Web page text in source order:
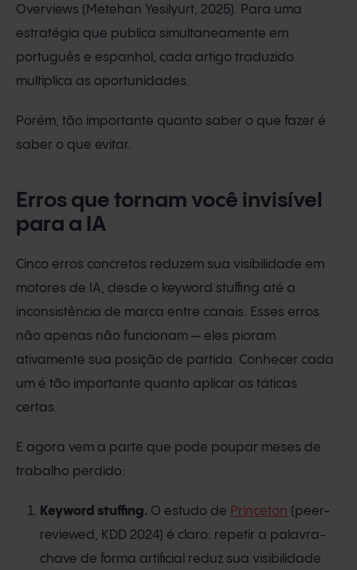
Overviews (Metehan Yesilyurt, 2025). Para uma
estratégia que publica simultaneamente em
português e espanhol, cada artigo traduzido
multiplica as oportunidades.
Porém, tão importante quanto saber o que fazer é
saber o que evitar.
Erros que tornam você invisível
para a IA
Cinco erros concretos reduzem sua visibilidade em
motores de IA, desde o keyword stuffing até a
inconsistência de marca entre canais. Esses erros
não apenas não funcionam — eles pioram
ativamente sua posição de partida. Conhecer cada
um é tão importante quanto aplicar as táticas
certas.
E agora vem a parte que pode poupar meses de
trabalho perdido:
Keyword stuffing. O estudo de Princeton (peer-
reviewed, KDD 2024) é claro: repetir a palavra-
chave de forma artificial reduz sua visibilidade